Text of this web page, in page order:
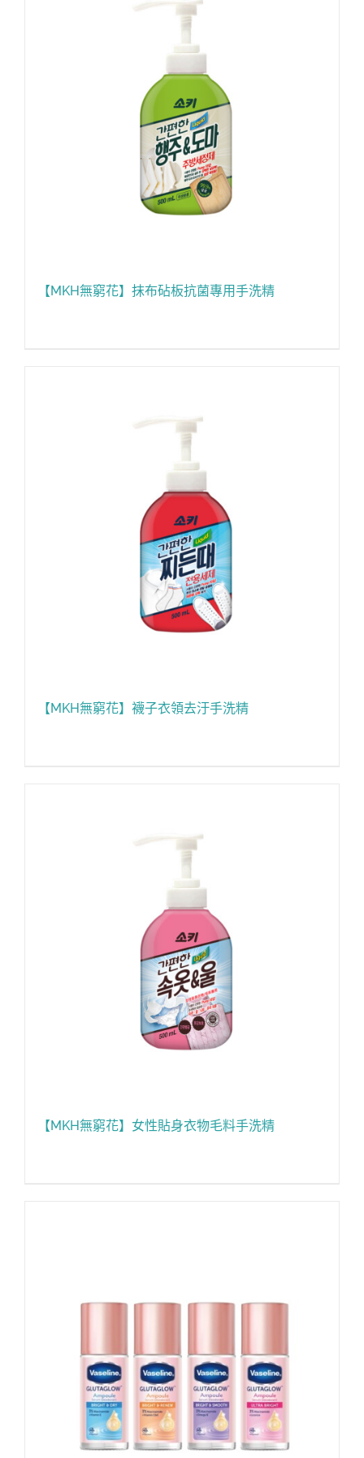
【MKH無窮花】抹布砧板抗菌專用手洗精
【MKH無窮花】襪子衣領去汙手洗精
【MKH無窮花】女性貼身衣物毛料手洗精